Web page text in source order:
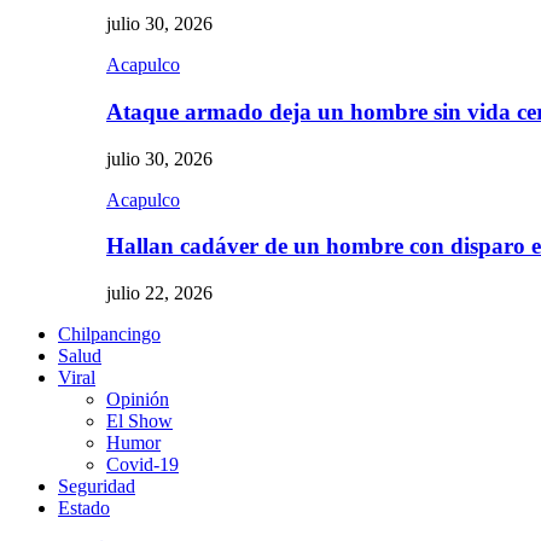
julio 30, 2026
Acapulco
Ataque armado deja un hombre sin vida
julio 30, 2026
Acapulco
Hallan cadáver de un hombre con disparo
julio 22, 2026
Chilpancingo
Salud
Viral
Opinión
El Show
Humor
Covid-19
Seguridad
Estado